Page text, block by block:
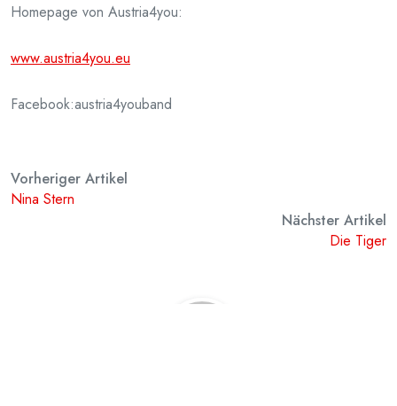
Homepage von Austria4you:
www.austria4you.eu
Facebook:austria4youband
Vorheriger Artikel
Nina Stern
Nächster Artikel
Die Tiger